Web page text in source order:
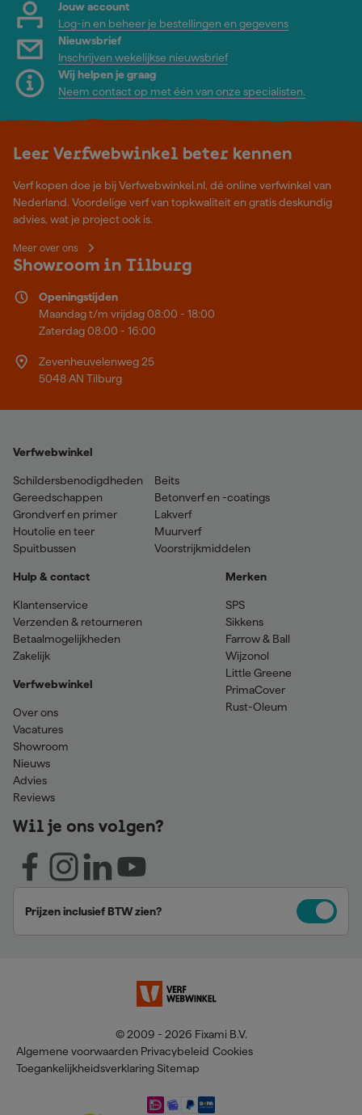
Jouw account
Log-in en beheer je bestellingen en gegevens
Nieuwsbrief
Inschrijven wekelijkse nieuwsbrief
Wij helpen je graag
Neem contact op met één van onze specialisten.
Leer Verfwebwinkel beter kennen
Verf kopen doe je bij Verfwebwinkel.nl, dé online verfwinkel van
Nederland. Voordelige verf van topkwaliteit en gratis deskundig
advies, wat je project ook is.
Meer over ons
Showroom in Tilburg
Openingstijden
Maandag t/m vrijdag 08:00 - 18:00
Zaterdag 08:00 - 16:00
Zevenheuvelenweg 25
5048 AN Tilburg
Verfwebwinkel
Schildersbenodigdheden
Gereedschappen
Grondverf en primer
Houtolie en teer
Spuitbussen
Beits
Betonverf en -coatings
Lakverf
Muurverf
Voorstrijkmiddelen
Hulp & contact
Klantenservice
Verzenden & retourneren
Betaalmogelijkheden
Zakelijk
Verfwebwinkel
Over ons
Vacatures
Showroom
Nieuws
Advies
Reviews
Merken
SPS
Sikkens
Farrow & Ball
Wijzonol
Little Greene
PrimaCover
Rust-Oleum
Wil je ons volgen?
Prijzen inclusief BTW zien?
© 2009 - 2026 Fixami B.V.
Algemene voorwaarden Privacybeleid Cookies
Toegankelijkheidsverklaring Sitemap